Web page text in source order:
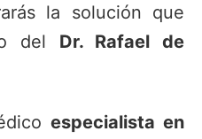
la solución que
del Dr. Rafael de
especialista en